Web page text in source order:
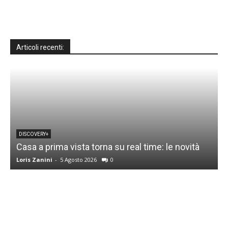
Articoli recenti:
DISCOVERY+
Casa a prima vista torna su real time: le novità
Loris Zanini - 5 Agosto 2026 0